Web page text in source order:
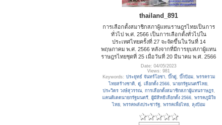
thailand_891
การเลือกตั้งสมาชิกสภาผู้แทนราษฎรไทยเป็นการ
ทั่วไป พ.ศ. 2566​ เป็นการเลือกตั้งทั่วไปใน
ประเทศไทยครั้งที่ 27 จะจัดขึ้นในวันที่ 14
พฤษภาคม พ.ศ. 2566 หลังจากที่มีการยุบสภาผู้แทน
ราษฎรไทยชุดที่ 25 เมื่อวันที่ 20 มีนาคม พ.ศ. 2566
Date: 04/05/2023
Views: 981
Keywords: ประยุทธ์ จันทร์โอชา, บิ๊กตู่, บิ๊กป้อม, พรรครวม
ไทยสร้างชาติ,ตู่,เลือกตั้ง 2566,นายกรัฐมนตรีไทย,
ประวิตร วงษ์สุวรรณ, การเลือกตั้งสมาชิกสภาผู้แทนราษฎร,
แคนดิเดตนายกรัฐมนตรี, ผู้มีสิทธิเลือกตั้ง 2566, พรรคภูมิใจ
ไทย,พรรคพลังประชารัฐ,พรรคเพื่อไทย, ลุงป้อม